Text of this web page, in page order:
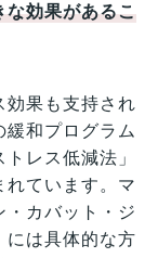
な効果があるこ
効果も支持され
和プログラム
レス低減法」
れています。マ
・カバット・ジ
には具体的な方